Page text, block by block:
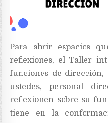
Para abrir espacios
reflexiones, el Taller
funciones de dirección,
ustedes, personal
reflexionen sobre su
tiene en la